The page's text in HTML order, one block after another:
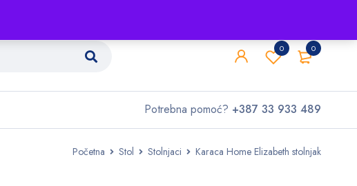
0
0
Potrebna pomoć? +387 33 933 489
Početna Stol Stolnjaci Karaca Home Elizabeth stolnjak